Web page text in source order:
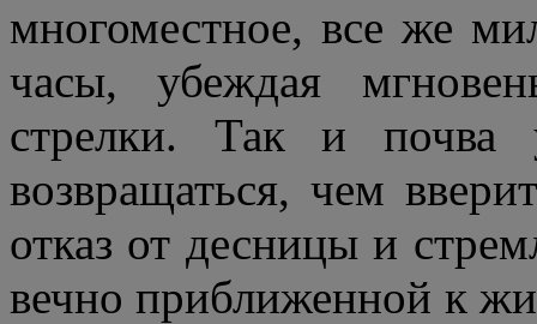
многоместное, все же
часы, убеждая
стрелки. Так и
возвращаться, чем
отказ от десницы и
вечно приближенной к